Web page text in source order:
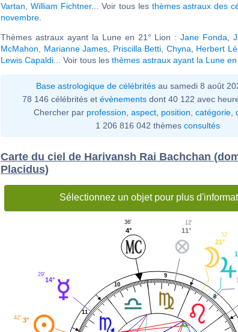
Vartan
William Fichtner... Voir tous les thèmes astraux des
novembre
Thèmes astraux ayant la Lune en 21° Lion :Jane Fonda ,
McMahon
Marianne James Priscilla Betti Chyna Herbert
Lewis Capaldi ... Voir tous les thèmes astraux ayant la Lune en
Base astrologique de célébritésau samedi 8 août
78 146 célébrités et évènements dont 40 122 avec
Chercher par profession aspect position catégorie
1 206 816 042 thèmes consultés
Carte du ciel de Harivansh Rai Bachchan
Placidus)
Sélectionnez un objet pour plus
8
9
10
11
21°
52'
11°
12'
4°
36'
14°
29'
3°
42'